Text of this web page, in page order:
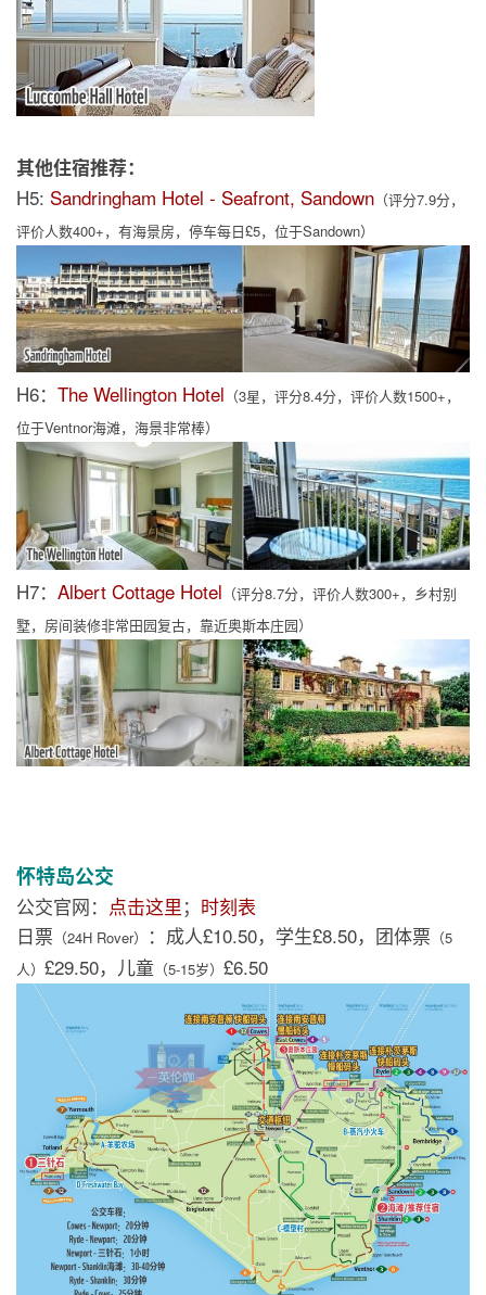
其他住宿推荐：
H5: Sandringham Hotel - Seafront, Sandown （评分7.9分，
评价人数400+，有海景房，停车每日£5，位于Sandown）
H6： The Wellington Hotel （3星，评分8.4分，评价人数1500+，
位于Ventnor海滩，海景非常棒）
H7： Albert Cottage Hotel （评分8.7分，评价人数300+，乡村别
墅，房间装修非常田园复古，靠近奥斯本庄园）
怀特岛公交
公交官网： 点击这里； 时刻表
日票 （24H Rover） ：成人£10.50，学生£8.50，团体票 （5
人） £29.50，儿童 （5-15岁） £6.50